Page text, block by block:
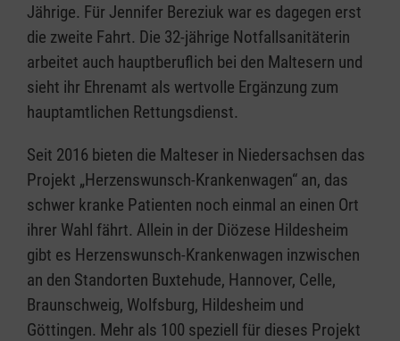
Jährige. Für Jennifer Bereziuk war es dagegen erst
die zweite Fahrt. Die 32-jährige Notfallsanitäterin
arbeitet auch hauptberuflich bei den Maltesern und
sieht ihr Ehrenamt als wertvolle Ergänzung zum
hauptamtlichen Rettungsdienst.
Seit 2016 bieten die Malteser in Niedersachsen das
Projekt „Herzenswunsch-Krankenwagen“ an, das
schwer kranke Patienten noch einmal an einen Ort
ihrer Wahl fährt. Allein in der Diözese Hildesheim
gibt es Herzenswunsch-Krankenwagen inzwischen
an den Standorten Buxtehude, Hannover, Celle,
Braunschweig, Wolfsburg, Hildesheim und
Göttingen. Mehr als 100 speziell für dieses Projekt